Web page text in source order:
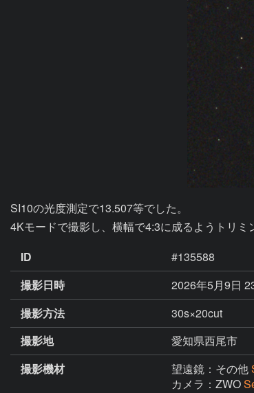
SI10の光度測定で13.507等でした。
4Kモードで撮影し、横幅で4:3に成るようトリミ
ID
#135588
撮影日時
2026年5月9日
撮影方法
30s×20cut
撮影地
愛知県西尾市
撮影機材
望遠鏡：その他
カメラ：ZWO